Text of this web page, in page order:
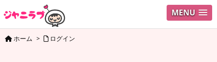
MENU
ホーム > ログイン